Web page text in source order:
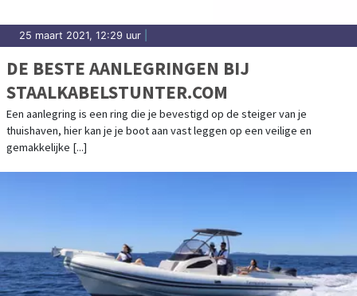
25 maart 2021, 12:29 uur
DE BESTE AANLEGRINGEN BIJ
STAALKABELSTUNTER.COM
Een aanlegring is een ring die je bevestigd op de steiger van je
thuishaven, hier kan je je boot aan vast leggen op een veilige en
gemakkelijke [...]